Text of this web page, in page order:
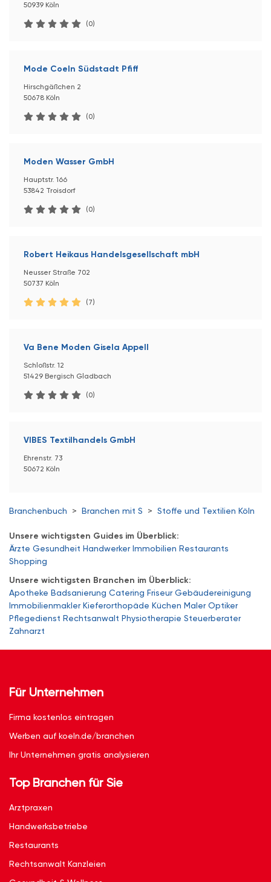
50939 Köln
(0)
Mode Coeln Südstadt Pfiff
Hirschgäßchen 2
50678 Köln
(0)
Moden Wasser GmbH
Hauptstr. 166
53842 Troisdorf
(0)
Robert Heikaus Handelsgesellschaft mbH
Neusser Straße 702
50737 Köln
(7)
Va Bene Moden Gisela Appell
Schloßstr. 12
51429 Bergisch Gladbach
(0)
VIBES Textilhandels GmbH
Ehrenstr. 73
50672 Köln
Branchenbuch > Branchen mit S > Stoffe und Textilien Köln
Unsere wichtigsten Guides im Überblick:
Ärzte Gesundheit Handwerker Immobilien Restaurants
Shopping
Unsere wichtigsten Branchen im Überblick:
Apotheke Badsanierung Catering Friseur Gebäudereinigung
Immobilienmakler Kieferorthopäde Küchen Maler Optiker
Pflegedienst Rechtsanwalt Physiotherapie Steuerberater
Zahnarzt
Für Unternehmen
Firma kostenlos eintragen
Werben auf koeln.de/branchen
Ihr Unternehmen gratis analysieren
Top Branchen für Sie
Arztpraxen
Handwerksbetriebe
Restaurants
Rechtsanwalt Kanzleien